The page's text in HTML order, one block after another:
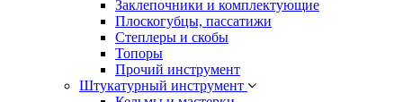
Заклепочники и комплектующие
Плоскогубцы, пассатижи
Степлеры и скобы
Топоры
Прочий инструмент
Штукатурный инструмент